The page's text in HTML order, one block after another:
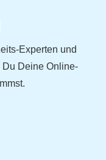
Experten und
Deine Online-